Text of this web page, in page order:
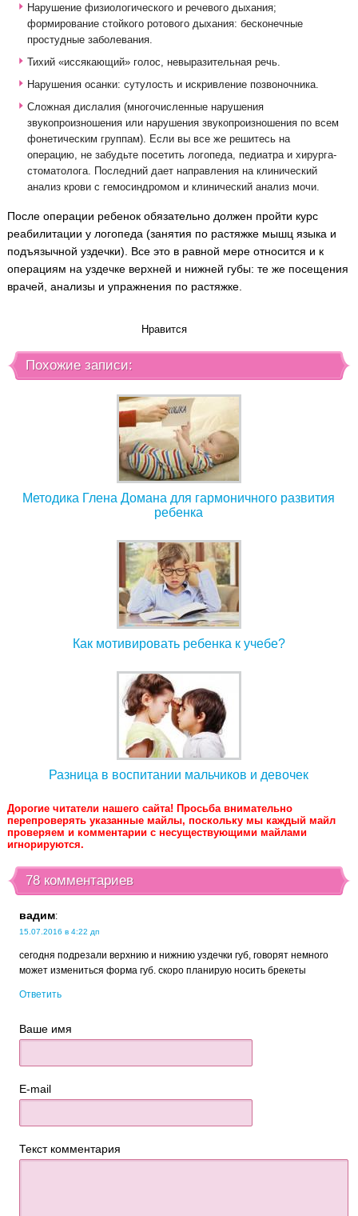
Нарушение физиологического и речевого дыхания;
формирование стойкого ротового дыхания: бесконечные
простудные заболевания.
Тихий «иссякающий» голос, невыразительная речь.
Нарушения осанки: сутулость и искривление позвоночника.
Сложная дислалия (многочисленные нарушения
звукопроизношения или нарушения звукопроизношения по всем
фонетическим группам). Если вы все же решитесь на
операцию, не забудьте посетить логопеда, педиатра и хирурга-
стоматолога. Последний дает направления на клинический
анализ крови с гемосиндромом и клинический анализ мочи.
После операции ребенок обязательно должен пройти курс
реабилитации у логопеда (занятия по растяжке мышц языка и
подъязычной уздечки). Все это в равной мере относится и к
операциям на уздечке верхней и нижней губы: те же посещения
врачей, анализы и упражнения по растяжке.
Нравится
Похожие записи:
Методика Глена Домана для гармоничного развития
ребенка
Как мотивировать ребенка к учебе?
Разница в воспитании мальчиков и девочек
Дорогие читатели нашего сайта! Просьба внимательно
перепроверять указанные майлы, поскольку мы каждый майл
проверяем и комментарии с несуществующими майлами
игнорируются.
78 комментариев
вадим:
15.07.2016 в 4:22 дп
сегодня подрезали верхнию и нижнию уздечки губ, говорят немного
может измениться форма губ. скоро планирую носить брекеты
Ответить
Ваше имя
E-mail
Текст комментария